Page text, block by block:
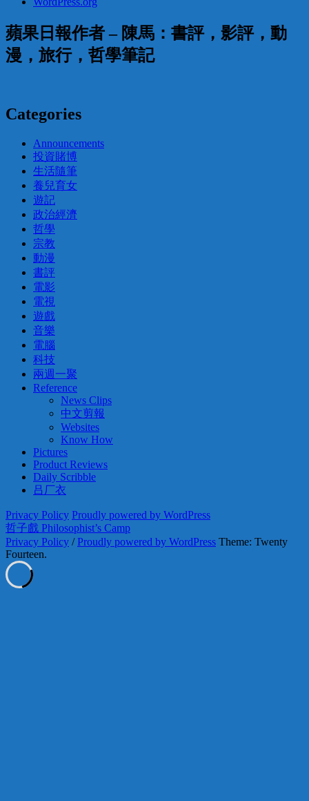
蘋果日報作者 – 陳馬：書評，影評，動
漫，旅行，哲學筆記
Categories
Announcements
投資賭博
生活隨筆
養兒育女
遊記
政治經濟
哲學
宗教
動漫
書評
電影
電視
遊戲
音樂
電腦
科技
兩週一聚
Reference
News Clips
中文剪報
Websites
Know How
Pictures
Product Reviews
Daily Scribble
吕厂衣
Privacy Policy Proudly powered by WordPress
哲子戲 Philosophist’s Camp
Privacy Policy /Proudly powered by WordPress Theme: Twenty
Fourteen.